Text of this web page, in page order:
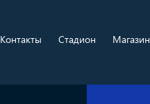
Контакты Стадион Магазин